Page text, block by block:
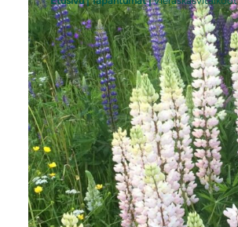
Vieraskasvitalkoot
Kaikille avoimet
toteutetaan kesällä 2026
nuorisoseurantalon
(Länsirannantie 135, Kuopio).
to 4.6. klo 17–19 lupiinitalkoot